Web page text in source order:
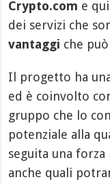
Crypto.com e
dei servizi che
vantaggi che
Il progetto ha
ed è coinvolto
gruppo che lo
potenziale alla
seguita una
anche quali